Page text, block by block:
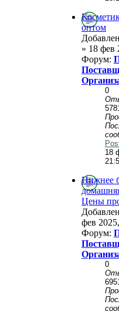
оптом
» 18 фев
Форум:
0
18
Нижнее
Цены
фев
Форум:
0